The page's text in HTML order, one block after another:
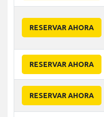
RESERVAR AHORA
RESERVAR AHORA
RESERVAR AHORA